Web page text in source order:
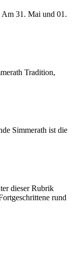
Am 31. Mai und 01.
Tradition,
Simmerath ist die
dieser Rubrik
rund